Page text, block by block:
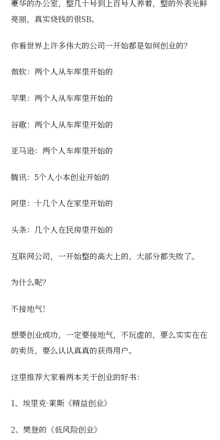
豪华的办公室，整几十号到上百号人养着，整的外表光鲜
亮丽，真实烧钱的很SB。
你看世界上许多伟大的公司一开始都是如何创业的？
微软：两个人从车库里开始的
苹果：两个人从车库里开始的
谷歌：两个人从车库里开始的
亚马逊：两个人车库里开始的
腾讯：5个人小本创业开始的
阿里：十几个人在家里开始的
头条：几个人在民房里开始的
互联网公司，一开始整的高大上的，大部分都失败了。
为什么呢？
不接地气！
想要创业成功，一定要接地气，不玩虚的，要么实实在在
的卖货，要么认认真真的获得用户。
这里推荐大家看两本关于创业的好书：
1、埃里克·莱斯 《精益创业》
2、樊登的 《低风险创业》